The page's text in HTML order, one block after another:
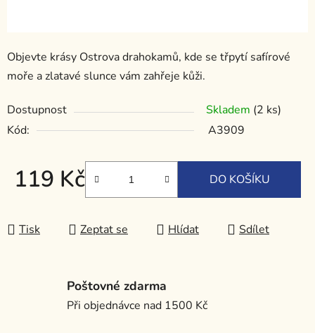
Objevte krásy Ostrova drahokamů, kde se třpytí safírové
moře a zlatavé slunce vám zahřeje kůži.
Dostupnost Skladem (2 ks)
Kód:
A3909
119 Kč DO KOŠÍKU
Tisk Zeptat se Hlídat Sdílet
Poštovné zdarma
Při objednávce nad 1500 Kč